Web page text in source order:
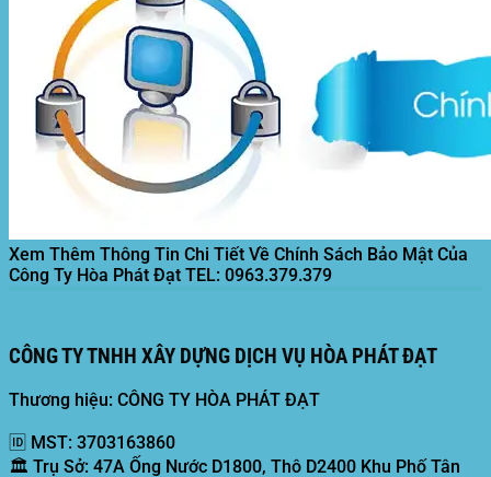
Xem Thêm Thông Tin Chi Tiết Về Chính Sách Bảo Mật Của
Công Ty Hòa Phát Đạt TEL: 0963.379.379
CÔNG TY TNHH XÂY DỰNG DỊCH VỤ HÒA PHÁT ĐẠT
Thương hiệu: CÔNG TY HÒA PHÁT ĐẠT
🆔 MST: 3703163860
🏛️ Trụ Sở: 47A Ống Nước D1800, Thô D2400 Khu Phố Tân